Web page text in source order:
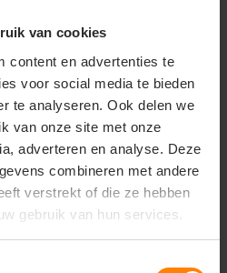
van cookies
content en advertenties te
voor social media te bieden
te analyseren. Ook delen we
van onze site met onze
adverteren en analyse. Deze
combineren met andere
verstrekt of die ze hebben
gebruik van hun services.
Equipment Big Bag
en comfort. Een
sporters, trainers en teams
en veilig willen
contact